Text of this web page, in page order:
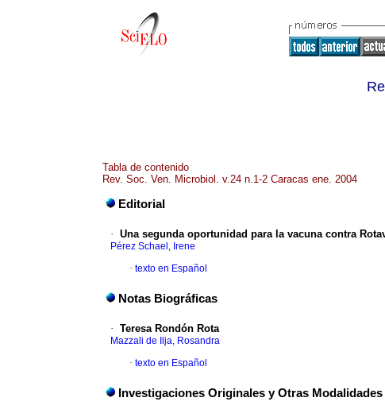
Tabla de contenido
Rev. Soc. Ven. Microbiol. v.24 n.1-2 Caracas ene. 2004
Editorial
· Una segunda oportunidad para la vacuna contra
Pérez Schael, Irene
· texto en Español
Notas Biográficas
· Teresa Rondón Rota
Mazzali de Ilja, Rosandra
· texto en Español
Investigaciones Originales y Otras